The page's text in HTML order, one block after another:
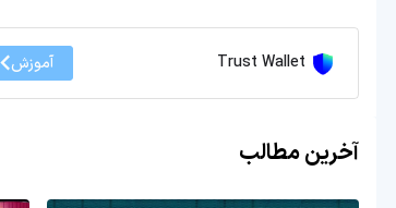
Trust Wallet آموزش
آخرین مطالب